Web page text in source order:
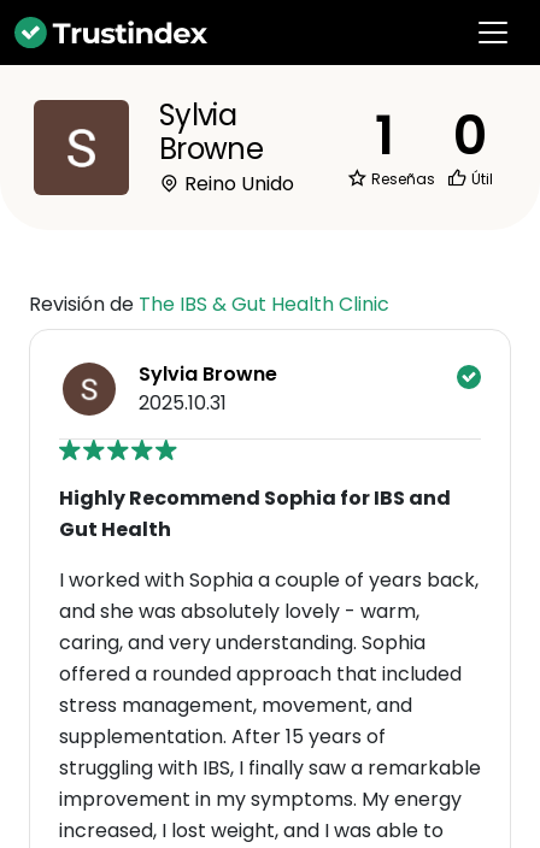
Sylvia
Browne
Reino Unido
1
Reseñas
0
Útil
Revisión de The IBS & Gut Health Clinic
Sylvia Browne
2025.10.31
Highly Recommend Sophia for IBS and
Gut Health
I worked with Sophia a couple of years back,
and she was absolutely lovely - warm,
caring, and very understanding. Sophia
offered a rounded approach that included
stress management, movement, and
supplementation. After 15 years of
struggling with IBS, I finally saw a remarkable
improvement in my symptoms. My energy
increased, I lost weight, and I was able to